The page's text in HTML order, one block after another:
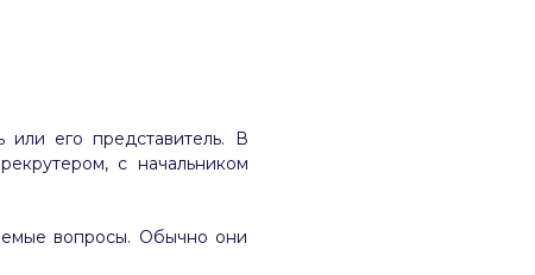
или его представитель. В
с начальником
вопросы. Обычно они